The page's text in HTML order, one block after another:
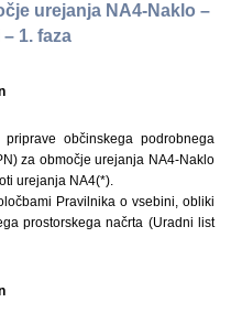
urejanja NA4-Naklo –
1. faza
občinskega podrobnega
za območje urejanja NA4-Naklo
urejanja NA4(*).
Pravilnika o vsebini, obliki
prostorskega načrta (Uradni list